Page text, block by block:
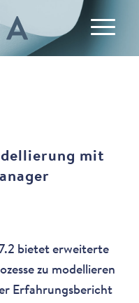
mit
bietet erweiterte
zu modellieren
Erfahrungsbericht